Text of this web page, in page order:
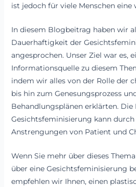
ist jedoch für viele Menschen eine
In diesem Blogbeitrag haben wir
Dauerhaftigkeit der
angesprochen. Unser Ziel war es,
Informationsquelle zu diesem
indem wir alles von der Rolle der
bis hin zum Genesungsprozess
Behandlungsplänen erklärten.
Gesichtsfeminisierung kann
Anstrengungen von Patient und
Wenn Sie mehr über dieses
über eine Gesichtsfeminisierung
empfehlen wir Ihnen, einen